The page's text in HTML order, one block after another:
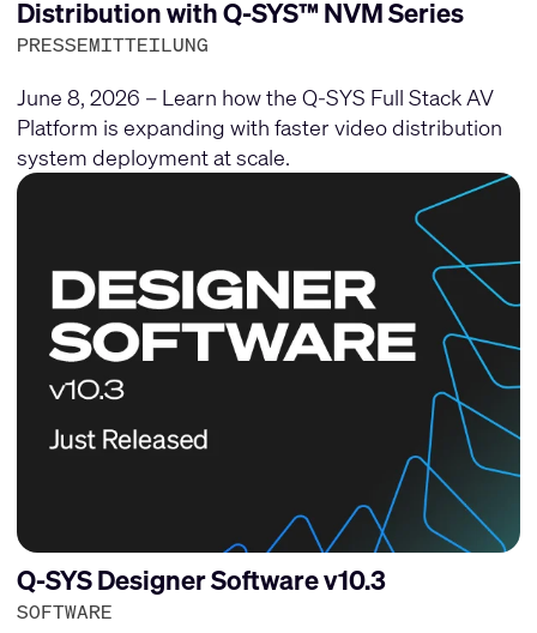
Distribution with Q-SYS™ NVM Series
PRESSEMITTEILUNG
June 8, 2026 – Learn how the Q-SYS Full Stack AV
Platform is expanding with faster video distribution
system deployment at scale.
Q-SYS Designer Software v10.3
SOFTWARE